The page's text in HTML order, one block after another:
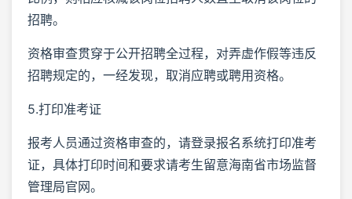
招聘。
资格审查贯穿于公开招聘全过程，对弄虚作假等违反
招聘规定的，一经发现，取消应聘或聘用资格。
5.打印准考证
报考人员通过资格审查的，请登录报名系统打印准考
证，具体打印时间和要求请考生留意海南省市场监督
管理局官网。